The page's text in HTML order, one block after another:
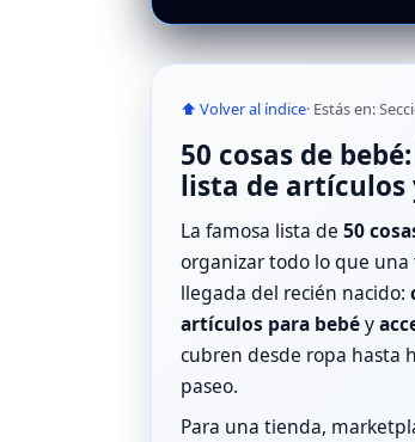
⬆ Volver al índice· Estás en:
50 cosas de
lista de artículos
La famosa lista de 50
organizar todo lo que
llegada del recién nacido:
artículos para bebéy
cubren desde ropa hasta
paseo.
Para una tienda,